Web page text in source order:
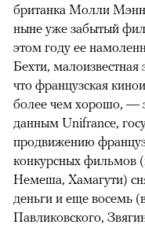
британка Молли
ныне уже забытый
этом году ее
Бехти,
что французская
более чем хорошо, —
данным Unifrance,
продвижению
конкурсных фильмов
Немеша, Хамагути)
деньги и еще восемь
Павликовского,